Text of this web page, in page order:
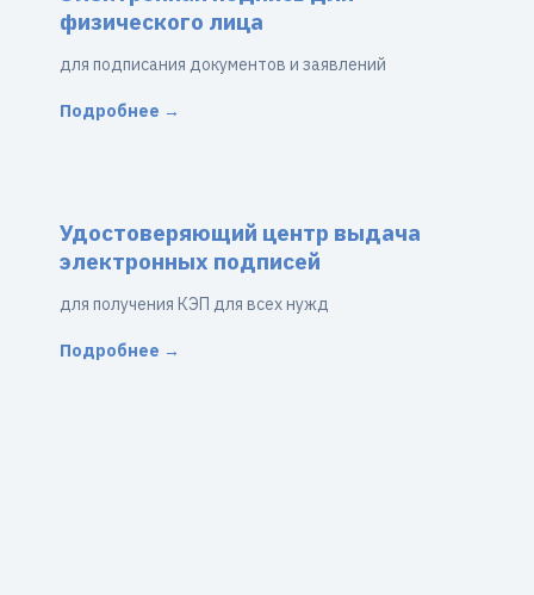
физического лица
для подписания документов и заявлений
Подробнее →
Удостоверяющий центр выдача
электронных подписей
для получения КЭП для всех нужд
Подробнее →